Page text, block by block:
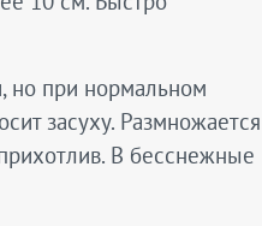
но при нормальном
засуху. Размножается
В бесснежные